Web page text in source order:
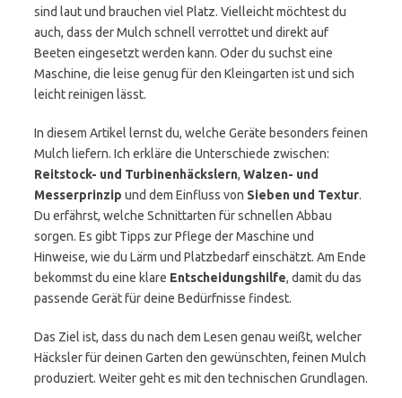
sind laut und brauchen viel Platz. Vielleicht möchtest du
auch, dass der Mulch schnell verrottet und direkt auf
Beeten eingesetzt werden kann. Oder du suchst eine
Maschine, die leise genug für den Kleingarten ist und sich
leicht reinigen lässt.
In diesem Artikel lernst du, welche Geräte besonders feinen
Mulch liefern. Ich erkläre die Unterschiede zwischen:
Reitstock- und Turbinenhäckslern, Walzen- und
Messerprinzip und dem Einfluss von Sieben und Textur.
Du erfährst, welche Schnittarten für schnellen Abbau
sorgen. Es gibt Tipps zur Pflege der Maschine und
Hinweise, wie du Lärm und Platzbedarf einschätzt. Am Ende
bekommst du eine klare Entscheidungshilfe, damit du das
passende Gerät für deine Bedürfnisse findest.
Das Ziel ist, dass du nach dem Lesen genau weißt, welcher
Häcksler für deinen Garten den gewünschten, feinen Mulch
produziert. Weiter geht es mit den technischen Grundlagen.